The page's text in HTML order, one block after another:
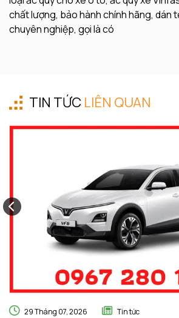
chất lượng, bảo hành chính hãng, dán
chuyên nghiệp, gọi là có
TIN TỨC LIÊN QUAN
29 Tháng 07, 2026 Tin tức